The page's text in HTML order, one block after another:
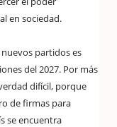
en sociedad.
partidos es
del 2027. Por más
difícil, porque
de firmas para
se encuentra